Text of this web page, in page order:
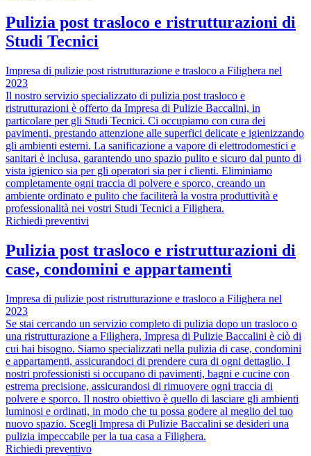
Pulizia post trasloco e ristrutturazioni di
Studi Tecnici
Impresa di pulizie post ristrutturazione e trasloco a Filighera nel
2023
Il nostro servizio specializzato di pulizia post trasloco e
ristrutturazioni è offerto da Impresa di Pulizie Baccalini, in
particolare per gli Studi Tecnici. Ci occupiamo con cura dei
pavimenti, prestando attenzione alle superfici delicate e igienizzando
gli ambienti esterni. La sanificazione a vapore di elettrodomestici e
sanitari è inclusa, garantendo uno spazio pulito e sicuro dal punto di
vista igienico sia per gli operatori sia per i clienti. Eliminiamo
completamente ogni traccia di polvere e sporco, creando un
ambiente ordinato e pulito che faciliterà la vostra produttività e
professionalità nei vostri Studi Tecnici a Filighera.
Richiedi preventivi
Pulizia post trasloco e ristrutturazioni di
case, condomini e appartamenti
Impresa di pulizie post ristrutturazione e trasloco a Filighera nel
2023
Se stai cercando un servizio completo di pulizia dopo un trasloco o
una ristrutturazione a Filighera, Impresa di Pulizie Baccalini è ciò di
cui hai bisogno. Siamo specializzati nella pulizia di case, condomini
e appartamenti, assicurandoci di prendere cura di ogni dettaglio. I
nostri professionisti si occupano di pavimenti, bagni e cucine con
estrema precisione, assicurandosi di rimuovere ogni traccia di
polvere e sporco. Il nostro obiettivo è quello di lasciare gli ambienti
luminosi e ordinati, in modo che tu possa godere al meglio del tuo
nuovo spazio. Scegli Impresa di Pulizie Baccalini se desideri una
pulizia impeccabile per la tua casa a Filighera.
Richiedi preventivo